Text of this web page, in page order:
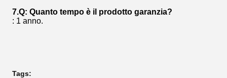
7.Q: Quanto tempo è il prodotto garanzia?
: 1 anno.
Tags: